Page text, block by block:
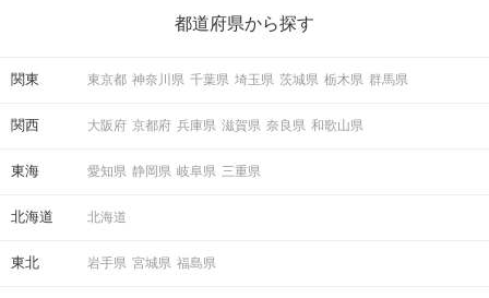
の楽しいことアイデアを集めました♪ いままさに楽しいことを探し
都道府県から探す
関東 東京都 神奈川県 千葉県 埼玉県 茨城県 栃木県 群馬県
関西 大阪府 京都府 兵庫県 滋賀県 奈良県 和歌山県
東海 愛知県 静岡県 岐阜県 三重県
北海道 北海道
東北 岩手県 宮城県 福島県